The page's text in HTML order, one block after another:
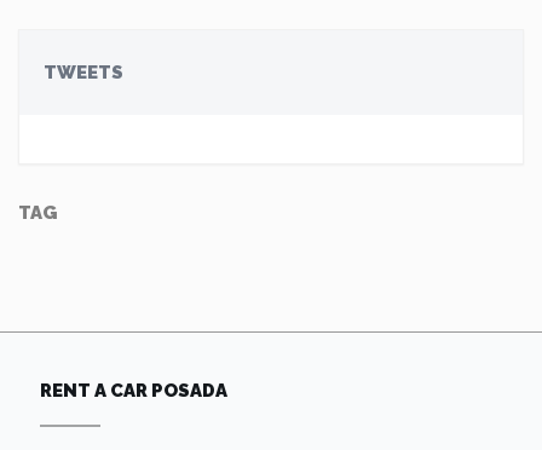
TWEETS
TAG
RENT A CAR POSADA